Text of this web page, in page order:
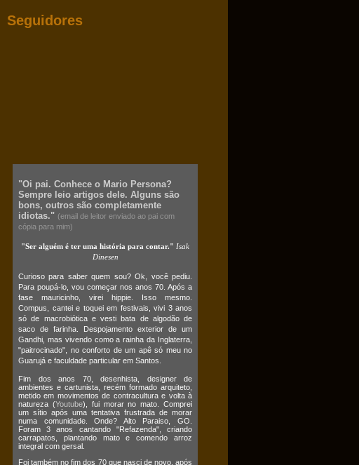
Seguidores
"Oi pai. Conhece o Mario Persona?
Sempre leio artigos dele. Alguns são
bons, outros são completamente
idiotas." (email de leitor enviado ao pai com
cópia para mim)
"Ser alguém é ter uma história para contar." Isak
Dinesen
Curioso para saber quem sou? Ok, você pediu.
Para poupá-lo, vou começar nos anos 70. Após a
fase mauricinho, virei hippie. Isso mesmo.
Compus, cantei e toquei em festivais, vivi 3 anos
só de macrobiótica e vesti bata de algodão de
saco de farinha. Despojamento exterior de um
Gandhi, mas vivendo como a rainha da Inglaterra,
"paitrocinado", no conforto de um apê só meu no
Guarujá e faculdade particular em Santos.
Fim dos anos 70, desenhista, designer de
ambientes e cartunista, recém formado arquiteto,
metido em movimentos de contracultura e volta à
natureza (Youtube), fui morar no mato. Comprei
um sítio após uma tentativa frustrada de morar
numa comunidade. Onde? Alto Paraiso, GO.
Foram 3 anos cantando "Refazenda", criando
carrapatos, plantando mato e comendo arroz
integral com gersal.
Foi também no fim dos 70 que nasci de novo, após